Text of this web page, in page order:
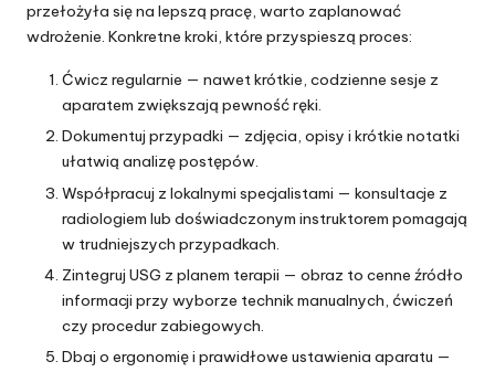
przełożyła się na lepszą pracę, warto zaplanować
wdrożenie. Konkretne kroki, które przyspieszą proces:
Ćwicz regularnie — nawet krótkie, codzienne sesje z
aparatem zwiększają pewność ręki.
Dokumentuj przypadki — zdjęcia, opisy i krótkie notatki
ułatwią analizę postępów.
Współpracuj z lokalnymi specjalistami — konsultacje z
radiologiem lub doświadczonym instruktorem pomagają
w trudniejszych przypadkach.
Zintegruj USG z planem terapii — obraz to cenne źródło
informacji przy wyborze technik manualnych, ćwiczeń
czy procedur zabiegowych.
Dbaj o ergonomię i prawidłowe ustawienia aparatu —